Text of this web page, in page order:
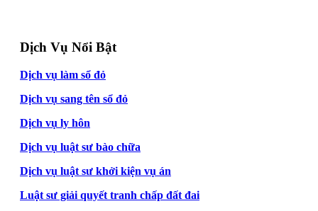
Dịch Vụ Nổi Bật
Dịch vụ làm sổ đỏ
Dịch vụ sang tên sổ đỏ
Dịch vụ ly hôn
Dịch vụ luật sư bào chữa
Dịch vụ luật sư khởi kiện vụ án
Luật sư giải quyết tranh chấp đất đai